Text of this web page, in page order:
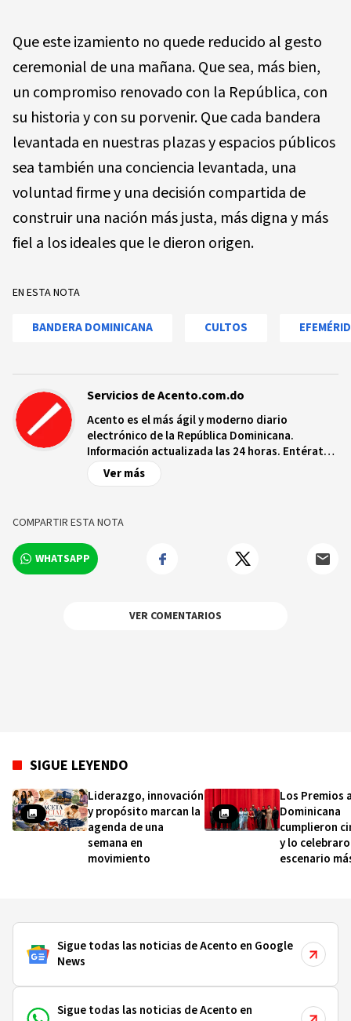
Que este izamiento no quede reducido al gesto
ceremonial de una mañana. Que sea, más bien,
un compromiso renovado con la República, con
su historia y con su porvenir. Que cada bandera
levantada en nuestras plazas y espacios públicos
sea también una conciencia levantada, una
voluntad firme y una decisión compartida de
construir una nación más justa, más digna y más
fiel a los ideales que le dieron origen.
EN ESTA NOTA
BANDERA DOMINICANA CULTOS
Servicios de Acento.com.do
Acento es el más ágil y moderno diario
electrónico de la República Dominicana.
Información actualizada las 24 horas. Entérate
de las noticias y sucesos más importantes a
nivel nacional e internacional, videos y fotos
relevantes en tiempo real.
Ver más
COMPARTIR ESTA NOTA
WHATSAPP
VER COMENTARIOS
SIGUE LEYENDO
Liderazgo, innovación
y propósito marcan la
agenda de una
semana en
movimiento
Los Premios
Dominicana
cumplieron
y lo
escenario
Sigue todas las noticias de Acento en Google
News
Sigue todas las noticias de Acento en